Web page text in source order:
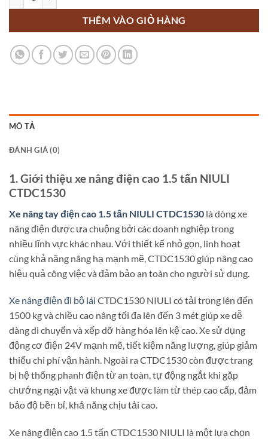
THÊM VÀO GIỎ HÀNG
MÔ TẢ
ĐÁNH GIÁ (0)
1. Giới thiệu xe nâng điện cao 1.5 tấn NIULI
CTDC1530
Xe nâng tay điện cao 1.5 tấn NIULI CTDC1530 là dòng xe
nâng điện được ưa chuộng bởi các doanh nghiệp trong
nhiều lĩnh vực khác nhau. Với thiết kế nhỏ gọn, linh hoạt
cùng khả năng nâng hạ mạnh mẽ, CTDC1530 giúp nâng cao
hiệu quả công việc và đảm bảo an toàn cho người sử dụng.
Xe nâng điện đi bộ lái CTDC1530 NIULI có tải trọng lên đến
1500 kg và chiều cao nâng tối đa lên đến 3 mét giúp xe dễ
dàng di chuyển và xếp dỡ hàng hóa lên kệ cao. Xe sử dụng
động cơ điện 24V mạnh mẽ, tiết kiệm năng lượng, giúp giảm
thiểu chi phí vận hành. Ngoài ra CTDC1530 còn được trang
bị hệ thống phanh điện từ an toàn, tự động ngắt khi gặp
chướng ngại vật và khung xe được làm từ thép cao cấp, đảm
bảo độ bền bỉ, khả năng chịu tải cao.
Xe nâng điện cao 1.5 tấn CTDC1530 NIULI là một lựa chọn